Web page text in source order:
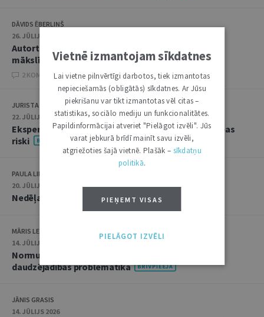
DĀVIDS ĒBERLIŅŠ
26. JŪLIJS 2026 • 08:00
Autortiesību subjekta un objekta juridiskie aspekti
mākslīgā intelekta kontekstā
2 KOMENTĀRI
JURISTA VĀRDS
22. JŪLIJS 2026 • 14:00
Ekspertu saruna jūlijā: krimināltiesības un būvniecības
riski
PAULA LIPE
20. JŪLIJS 2026 • 16:05
Nedēļas notikumu apskats: 13.–17. jūlijs
MĀRIS LEJA
14. JŪLIJS 2026
Normu konkurences un noziedzīgu nodarījumu
daudzējādības problemātika
JĀNIS GRASIS
14. JŪLIJS 2026
Vietnē izmantojam sīkdatnes
Lai vietne pilnvērtīgi darbotos, tiek izmantotas
nepieciešamās (obligātās) sīkdatnes. Ar Jūsu
piekrišanu var tikt izmantotas vēl citas –
statistikas, sociālo mediju un funkcionalitātes.
Papildinformācijai atveriet "Pielāgot izvēli". Jūs
varat jebkurā brīdī mainīt savu izvēli,
atgriežoties šajā vietnē. Plašāk – sīkdatņu
politikā.
PIEŅEMT VISAS
PIELĀGOT IZVĒLI